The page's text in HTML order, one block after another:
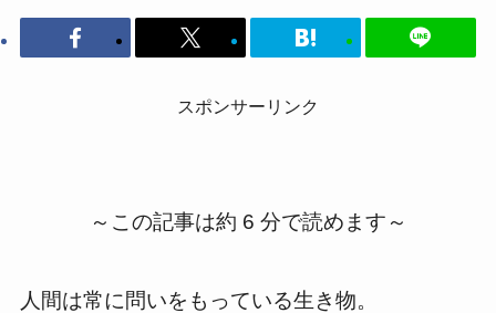
スポンサーリンク
～この記事は約 6 分で読めます～
人間は常に問いをもっている生き物。